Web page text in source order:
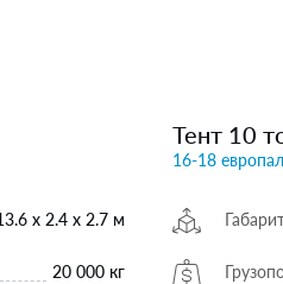
х 2.4 х 2.7 м
20 000 кг
Тент 10
16-18